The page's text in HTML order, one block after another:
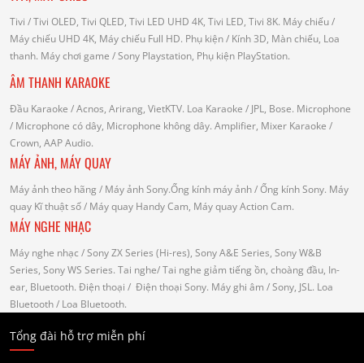
Tivi / Tivi OLED, Tivi QLED, Tivi LED UHD 4K, Tivi LED, Tivi 8K. Máy chiếu/
Máy chiếu UHD 4K, Máy chiếu Full HD. Phụ kiện/ Kính 3D, Màn chiếu, Loa
thanh. Máy chơi game / Sony Playstation, Phụ kiện PlayStation.
ÂM THANH KARAOKE
Đầu Karaoke / Acnos, Arirang, VietKTV. Loa Karaoke / JPL, Bose. Microphone
/ Microphone có dây, Microphone không dây. Amplifier, Mixer Karaoke /
Crown, AAP Audio.
MÁY ẢNH, MÁY QUAY
Máy ảnh theo hãng / Máy ảnh Sony.Ống kính máy ảnh / Ống kính Sony. Máy
quay Kĩ thuật số/ Máy quay Handy Cam, Máy quay Action Cam.
MÁY NGHE NHẠC
Máy nghe nhạc / Sony ZX Series (Hi-res), Sony A&E Series, Sony W&B
Series, Sony WS Series. Tai nghe/ Tai nghe giảm tiếng ồn, choàng đầu, In-
ear, Bluetooth. Điện thoại / Điện thoại Sony. Máy ghi âm / Sony, JSL. Loa
Bluetooth/ Loa Bluetooth.
Tổng đài hỗ trợ miễn phí